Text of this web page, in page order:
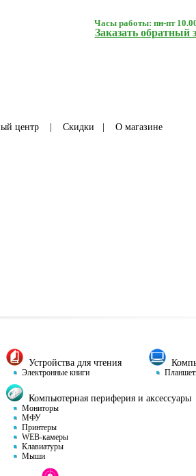
Часы работы: пн-пт
Заказать обратный
центр| Скидки О магазине
Устройства для чтения
Электронные книги
Компьютерная периферия и аксессуары
Мониторы
МФУ
Принтеры
WEB-камеры
Клавиатуры
Мыши